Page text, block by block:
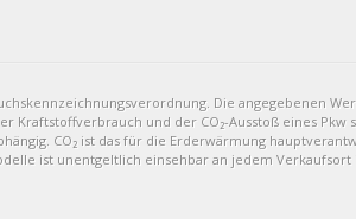
Die angegebenen
Kraftstoffverbrauch und der CO₂-Ausstoß eines
CO₂ ist das für die Erderwärmung
ist unentgeltlich einsehbar an jedem